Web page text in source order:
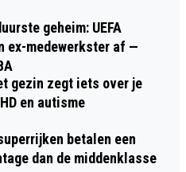
geheim: UEFA
ex-medewerkster af —
gezin zegt iets over je
en autisme
betalen een
dan de middenklasse